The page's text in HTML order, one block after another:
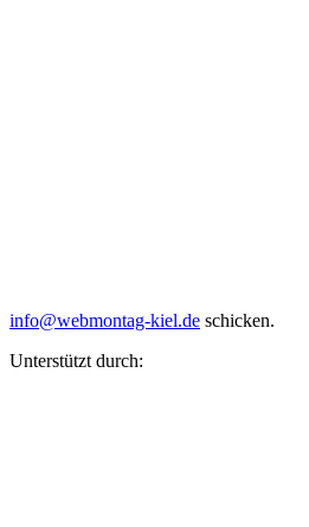
info@webmontag-kiel.de schicken.
Unterstützt durch: